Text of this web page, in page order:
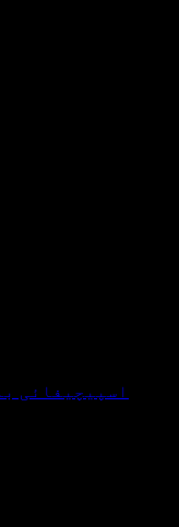
اسپیچیفائی